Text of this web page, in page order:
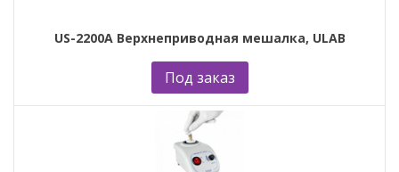
US-2200A Верхнеприводная мешалка, ULAB
Под заказ